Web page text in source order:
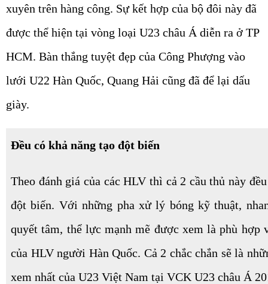
xuyên trên hàng công. Sự kết hợp của bộ đôi này đã
được thể hiện tại vòng loại U23 châu Á diễn ra ở TP
HCM. Bàn thắng tuyệt đẹp của Công Phượng vào
lưới U22 Hàn Quốc, Quang Hải cũng đã để lại dấu
giày.
Đều có khả năng tạo đột biến
Theo đánh giá của các HLV thì cả 2 cầu thủ này
đột biến. Với những pha xử lý bóng kỹ thuật,
quyết tâm, thể lực mạnh mẽ được xem là phù hợp
của HLV người Hàn Quốc. Cả 2 chắc chắn sẽ là
xem nhất của U23 Việt Nam tại VCK U23 châu Á